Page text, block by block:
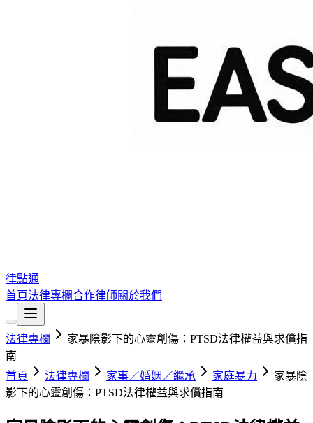
律點通
首頁法律專欄合作律師關於我們
法律專欄
家暴陰影下的心靈創傷：PTSD法律權益與求償指
南
首頁
法律專欄 家事／婚姻／繼承 家庭暴力
家暴陰
影下的心靈創傷：PTSD法律權益與求償指南